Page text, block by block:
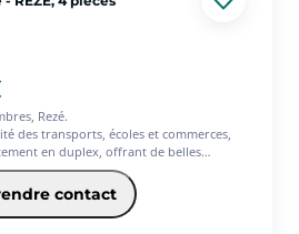
Rezé.
des transports, écoles et commerces,
en duplex, offrant de belles
pour un investissement locatif !
offre une pièce de vie avec cuisine
26m², un dégagement vous mène à une
qu'à une buanderie.
contact